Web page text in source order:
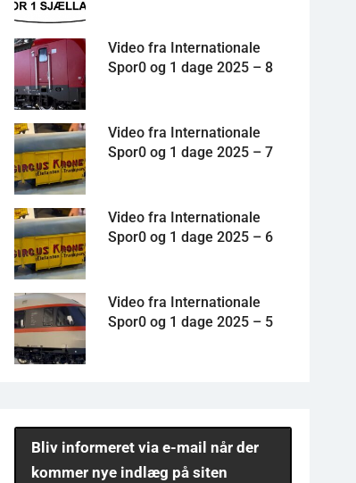
Video fra Internationale
Spor0 og 1 dage 2025 – 8
Video fra Internationale
Spor0 og 1 dage 2025 – 7
Video fra Internationale
Spor0 og 1 dage 2025 – 6
Video fra Internationale
Spor0 og 1 dage 2025 – 5
Bliv informeret via e-mail når der
kommer nye indlæg på siten